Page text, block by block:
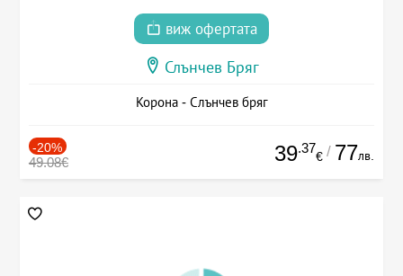
виж офертата
Слънчев Бряг
Корона - Слънчев бряг
-20%
49.08€ 39.37
€ / 77лв.